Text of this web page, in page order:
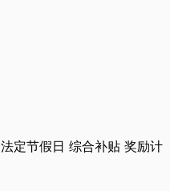
法定节假日 综合补贴 奖励计